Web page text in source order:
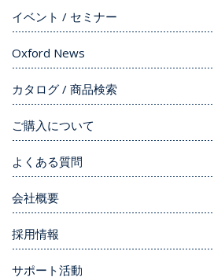
イベント / セミナー
Oxford News
カタログ / 商品検索
ご購入について
よくある質問
会社概要
採用情報
サポート活動